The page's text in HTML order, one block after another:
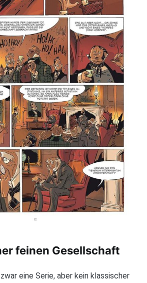
feinen Gesellschaft
eine Serie, aber kein klassischer